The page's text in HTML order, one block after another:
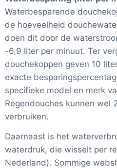
Waterbesparende
de hoeveelheid
doen dit door de
-6,9 liter per minuut. Ter
douchekoppen geven 10
exacte
specifieke model en merk
Regendouches kunnen wel
verbruiken.
Daarnaast is het
waterdruk, die wisselt per
Nederland). Sommige